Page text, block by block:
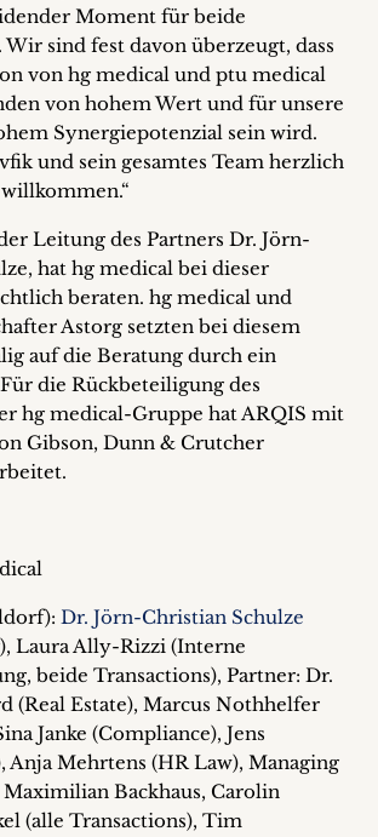
Moment für beide
sind fest davon überzeugt, dass
von hg medical und ptu medical
von hohem Wert und für unsere
Synergiepotenzial sein wird.
und sein gesamtes Team herzlich
Leitung des Partners Dr. Jörn-
hat hg medical bei dieser
beraten. hg medical und
Astorg setzten bei diesem
auf die Beratung durch ein
die Rückbeteiligung des
hg medical-Gruppe hat ARQIS mit
Gibson, Dunn & Crutcher
Dr. Jörn-Christian Schulze
Laura Ally-Rizzi (Interne
beide Transactions), Partner: Dr.
(Real Estate), Marcus Nothhelfer
Janke (Compliance), Jens
Anja Mehrtens (HR Law), Managing
Maximilian Backhaus, Carolin
(alle Transactions), Tim